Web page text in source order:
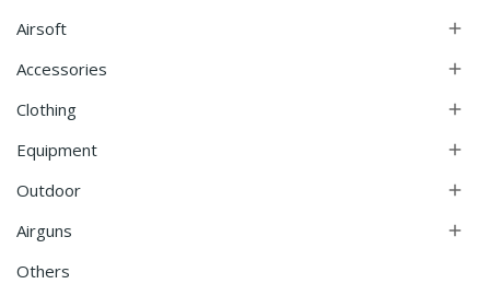
Airsoft 
Accessories 
Clothing 
Equipment 
Outdoor 
Airguns 
Others